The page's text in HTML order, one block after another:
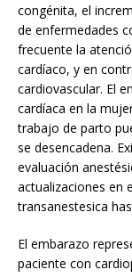
congénita, el
de enfermedades
frecuente la
cardíaco, y en
cardiovascular. El
cardíaca en la
trabajo de parto
se desencadena.
evaluación
actualizaciones en
transanestesica
El embarazo
paciente con